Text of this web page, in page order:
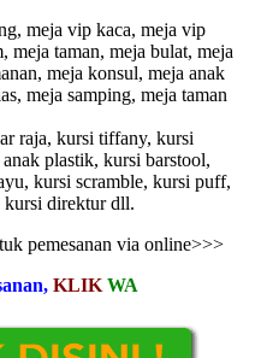
meja vip kaca, meja vip
meja taman, meja bulat, meja
meja konsul, meja anak
meja samping, meja taman
raja, kursi tiffany, kursi
plastik, kursi barstool,
kursi scramble, kursi puff,
direktur dll.
pemesanan via online>>>
KLIK WA